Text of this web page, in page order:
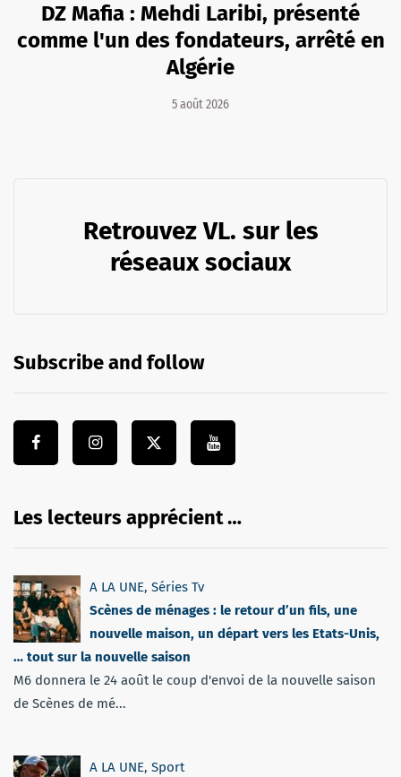
DZ Mafia : Mehdi Laribi, présenté
comme l'un des fondateurs, arrêté en
Algérie
5 août 2026
Retrouvez VL. sur les
réseaux sociaux
Subscribe and follow
Les lecteurs apprécient …
A LA UNE, Séries Tv
Scènes de ménages : le retour d’un fils, une
nouvelle maison, un départ vers les Etats-Unis,
… tout sur la nouvelle saison
M6 donnera le 24 août le coup d'envoi de la nouvelle saison
de Scènes de mé...
A LA UNE, Sport